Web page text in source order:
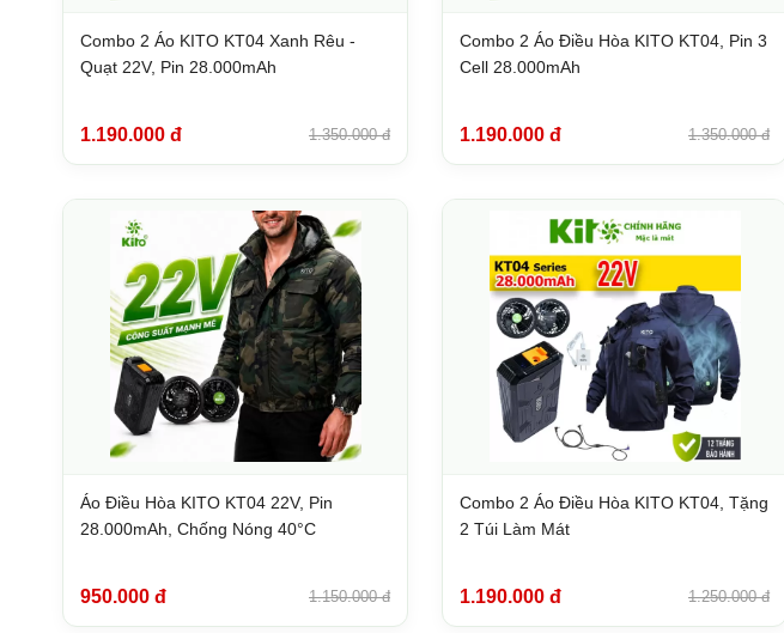
Combo 2 Áo KITO KT04 Xanh Rêu -
Quạt 22V, Pin 28.000mAh
1.190.000 đ 1.350.000 đ
Combo 2 Áo Điều Hòa KITO KT04, Pin 3
Cell 28.000mAh
1.190.000 đ 1.350.000 đ
Áo Điều Hòa KITO KT04 22V, Pin
28.000mAh, Chống Nóng 40°C
950.000 đ 1.150.000 đ
Combo 2 Áo Điều Hòa KITO KT04, Tặng
2 Túi Làm Mát
1.190.000 đ 1.250.000 đ